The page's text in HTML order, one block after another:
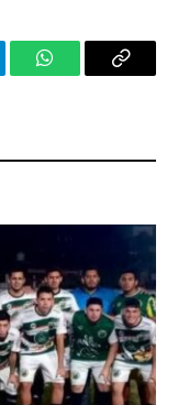
WhatsAppCopy